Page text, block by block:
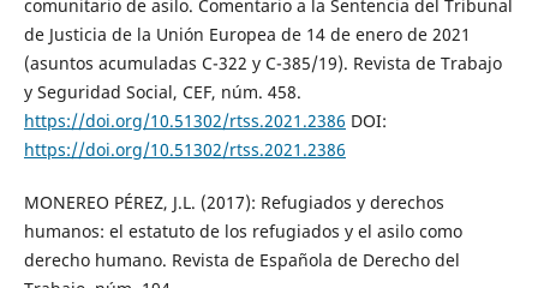
comunitario de asilo. Comentario a la Sentencia del Tribunal
de Justicia de la Unión Europea de 14 de enero de 2021
(asuntos acumuladas C-322 y C-385/19). Revista de Trabajo
y Seguridad Social, CEF, núm. 458.
https://doi.org/10.51302/rtss.2021.2386 DOI:
https://doi.org/10.51302/rtss.2021.2386
MONEREO PÉREZ, J.L. (2017): Refugiados y derechos
humanos: el estatuto de los refugiados y el asilo como
derecho humano. Revista de Española de Derecho del